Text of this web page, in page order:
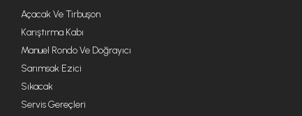
Açacak Ve Tirbuşon
Karıştırma Kabı
Manuel Rondo Ve Doğrayıcı
Sarımsak Ezici
Sıkacak
Servis Gereçleri